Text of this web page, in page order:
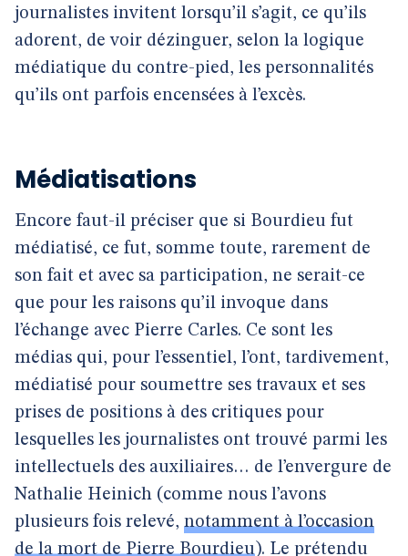
journalistes invitent lorsqu’il s’agit, ce qu’ils
adorent, de voir dézinguer, selon la logique
médiatique du contre-pied, les personnalités
qu’ils ont parfois encensées à l’excès.
Médiatisations
Encore faut-il préciser que si Bourdieu fut
médiatisé, ce fut, somme toute, rarement de
son fait et avec sa participation, ne serait-ce
que pour les raisons qu’il invoque dans
l’échange avec Pierre Carles. Ce sont les
médias qui, pour l’essentiel, l’ont, tardivement,
médiatisé pour soumettre ses travaux et ses
prises de positions à des critiques pour
lesquelles les journalistes ont trouvé parmi les
intellectuels des auxiliaires… de l’envergure de
Nathalie Heinich (comme nous l’avons
plusieurs fois relevé, notamment à l’occasion
de la mort de Pierre Bourdieu). Le prétendu